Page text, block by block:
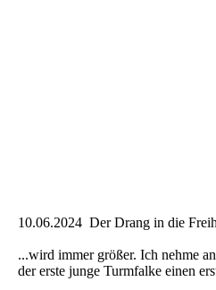
10.06.2024 Der Drang in die
...wird immer größer. Ich nehme
der erste junge Turmfalke einen